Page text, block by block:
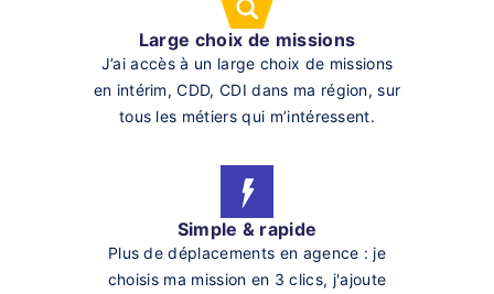
Large choix de missions
J’ai accès à un large choix de missions
en intérim, CDD, CDI dans ma région, sur
tous les métiers qui m’intéressent.
Simple & rapide
Plus de déplacements en agence : je
choisis ma mission en 3 clics, j'ajoute